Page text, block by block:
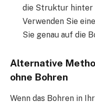
die Struktur hinter
Verwenden Sie
Sie genau auf die
Alternative
ohne Bohren
Wenn das Bohren in